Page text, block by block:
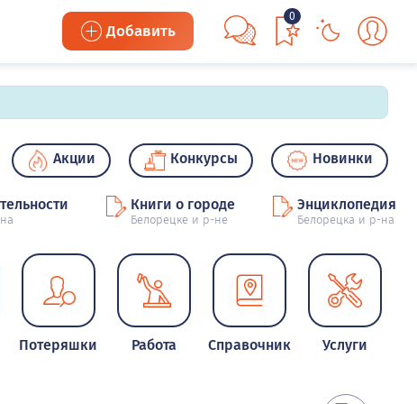
Добавить
0
Акции Конкурсы Новинки
Книги о городе
Белорецке и р-не
Энциклопедия
Белорецка и р-на
Потеряшки Работа Справочник Услуги